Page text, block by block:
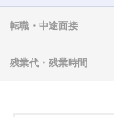
転職・ 中途面接
残業代・ 残業時間